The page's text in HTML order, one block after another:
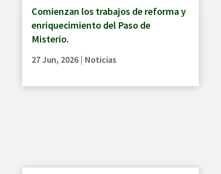
Comienzan los trabajos de reforma y
enriquecimiento del Paso de
Misterio.
27 Jun, 2026| Noticias